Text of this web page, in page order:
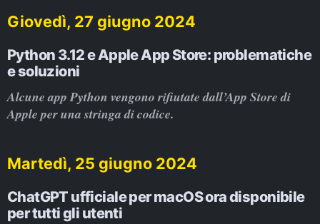
Giovedì, 27 giugno 2024
Python 3.12 e Apple App Store: problematiche
e soluzioni
Alcune app Python vengono rifiutate dall’App Store di
Apple per una stringa di codice.
Martedì, 25 giugno 2024
ChatGPT ufficiale per macOS ora disponibile
per tutti gli utenti